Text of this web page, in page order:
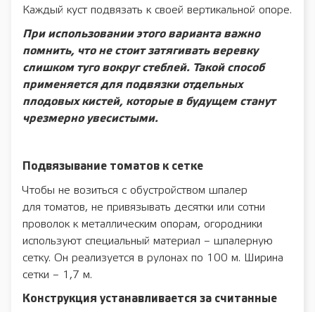
Каждый куст подвязать к своей вертикальной опоре.
При использовании этого варианта важно
помнить, что не стоит затягивать веревку
слишком туго вокруг стеблей. Такой способ
применяется для подвязки отдельных
плодовых кистей, которые в будущем станут
чрезмерно увесистыми.
Подвязывание томатов к сетке
Чтобы не возиться с обустройством шпалер
для томатов, не привязывать десятки или сотни
проволок к металлическим опорам, огородники
используют специальный материал – шпалерную
сетку. Он реализуется в рулонах по 100 м. Ширина
сетки – 1,7 м.
Конструкция устанавливается за считанные